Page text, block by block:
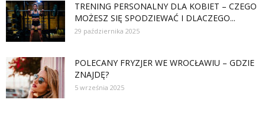
TRENING PERSONALNY DLA KOBIET – CZEGO
MOŻESZ SIĘ SPODZIEWAĆ I DLACZEGO...
29 października 2025
POLECANY FRYZJER WE WROCŁAWIU – GDZIE
ZNAJDĘ?
5 września 2025